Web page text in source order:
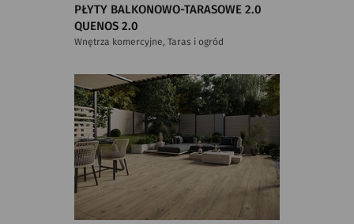
PŁYTY BALKONOWO-TARASOWE 2.0
QUENOS 2.0
Wnętrza komercyjne, Taras i ogród